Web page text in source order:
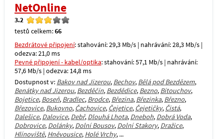
NetOnline
3.2
testů celkem:66
Bezdrátové připojení: stahování: 29,3 Mb/s | nahrávání: 28,3 Mb/s |
odezva: 21,0 ms
Pevné připojení - kabel/optika: stahování: 57,1 Mb/s | nahrávání:
57,6 Mb/s | odezva: 14,8 ms
Dostupnost v: Bakov nad Jizerou, Bechov, Bělá pod Bezdězem,
Benátky nad Jizerou, Bezděčín, Bezdědice, Bezno, Bítouchov,
Bojetice, Boseň, Bradlec, Brodce, Březina, Březinka, Březno,
Březovice, Bukovno, Čachovice, Čejetice, Čejetičky, Čistá,
Dalešice, Dalovice, Debř, Dlouhá Lhota, Dneboh, Dobrá Voda,
Dobrovice, Dolánky, Dolní Bousov, Dolní Stakory, Dražice,
Hlínoviště, Hněvousice, Holé Vrchy, ...